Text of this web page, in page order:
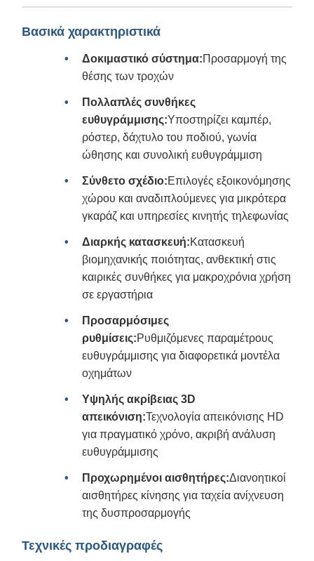
Βασικά χαρακτηριστικά
Δοκιμαστικό σύστημα:Προσαρμογή της
θέσης των τροχών
Πολλαπλές συνθήκες
ευθυγράμμισης:Υποστηρίζει καμπέρ,
ρόστερ, δάχτυλο του ποδιού, γωνία
ώθησης και συνολική ευθυγράμμιση
Σύνθετο σχέδιο:Επιλογές εξοικονόμησης
χώρου και αναδιπλούμενες για μικρότερα
γκαράζ και υπηρεσίες κινητής τηλεφωνίας
Διαρκής κατασκευή:Κατασκευή
βιομηχανικής ποιότητας, ανθεκτική στις
καιρικές συνθήκες για μακροχρόνια χρήση
σε εργαστήρια
Προσαρμόσιμες
ρυθμίσεις:Ρυθμιζόμενες παραμέτρους
ευθυγράμμισης για διαφορετικά μοντέλα
οχημάτων
Υψηλής ακρίβειας 3D
απεικόνιση:Τεχνολογία απεικόνισης HD
για πραγματικό χρόνο, ακριβή ανάλυση
ευθυγράμμισης
Προχωρημένοι αισθητήρες:Διανοητικοί
αισθητήρες κίνησης για ταχεία ανίχνευση
της δυσπροσαρμογής
Τεχνικές προδιαγραφές